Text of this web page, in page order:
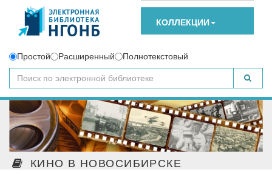
КОЛЛЕКЦИИ
Простой Расширенный Полнотекстовый
КИНО В НОВОСИБИРСКЕ